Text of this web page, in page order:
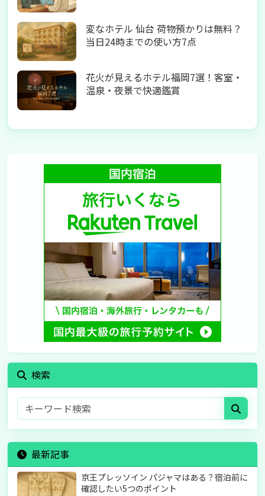
変なホテル 仙台 荷物預かりは無料？
当日24時までの使い方7点
花火が見えるホテル福岡7選！客室・
温泉・夜景で快適鑑賞
検索
最新記事
京王プレッソイン パジャマはある？宿泊前に
確認したい5つのポイント